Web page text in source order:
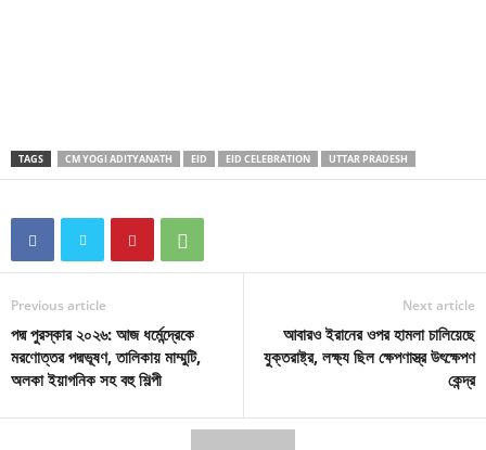
TAGS CM YOGI ADITYANATH EID EID CELEBRATION UTTAR PRADESH
Previous article
পদ্ম পুরস্কার ২০২৬: আজ ধর্মেন্দ্রেকে
মরণোত্তর পদ্মভূষণ, তালিকায় মাম্মুটি,
অলকা ইয়াগনিক সহ বহু শিল্পী
Next article
আবারও ইরানের ওপর হামলা চালিয়েছে
যুক্তরাষ্ট্র, লক্ষ্য ছিল ক্ষেপণাস্ত্র উৎক্ষেপণ
কেন্দ্র